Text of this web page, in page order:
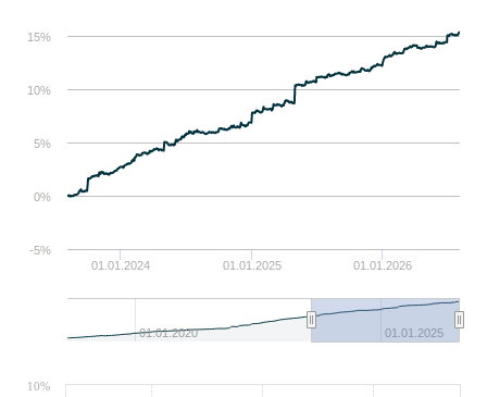
01.01.2024 01.01.2025 01.01.2026
01.01.2020 01.01.2025
0%
5%
10%
15%
-5%
10%